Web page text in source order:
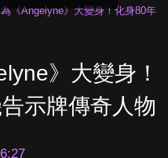
《Angelyne》大變身！化身80年
》大變身！
示牌傳奇人物